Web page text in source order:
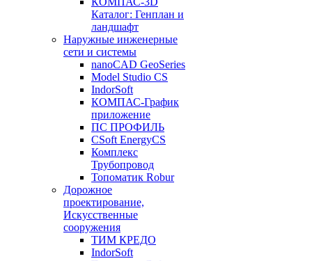
Каталог: Генплан и
ландшафт
Наружные инженерные
сети и системы
nanoCAD GeoSeries
Model Studio CS
IndorSoft
КОМПАС-График
приложение
ПС ПРОФИЛЬ
CSoft EnergyCS
Комплекс
Трубопровод
Топоматик Robur
Дорожное
проектирование,
Искусственные
сооружения
ТИМ КРЕДО
IndorSoft